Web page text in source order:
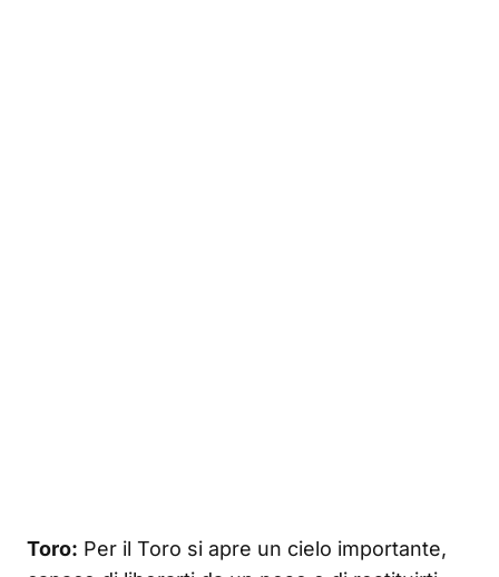
Toro: Per il Toro si apre un cielo importante,